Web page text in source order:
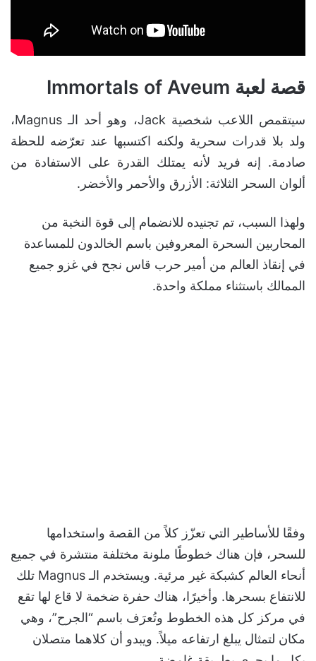
قصة لعبة Immortals of Aveum
سيتقمص اللاعب شخصية Jack، وهو أحد الـ Magnus،
ولد بلا قدرات سحرية ولكنه اكتسبها عند تعرّضه للحظة
صادمة. إنه فريد لأنه يمتلك القدرة على الاستفادة من
ألوان السحر الثلاثة: الأزرق والأحمر والأخضر.
ولهذا السبب، تم تجنيده للانضمام إلى قوة النخبة من
المحاربين السحرة المعروفين باسم الخالدون للمساعدة
في إنقاذ العالم من أمير حرب قاس نجح في غزو جميع
الممالك باستثناء مملكة واحدة.
وفقًا للأساطير التي تعزّز كلاً من القصة واستخدامها
للسحر، فإن هناك خطوطًا ملونة مختلفة منتشرة في جميع
أنحاء العالم كشبكة غير مرئية. ويستخدم الـ Magnus تلك
للانتفاع بسحرها. وأخيرًا، هناك حفرة ضخمة لا قاع لها تقع
في مركز كل هذه الخطوط وتُعرَف باسم “الجرح”، وهي
مكان لتمثال يبلغ ارتفاعه ميلاً. ويبدو أن كلاهما متصلان